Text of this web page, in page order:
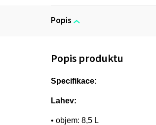
Popis
Specifikace:
Lahev:
• objem: 8,5 L